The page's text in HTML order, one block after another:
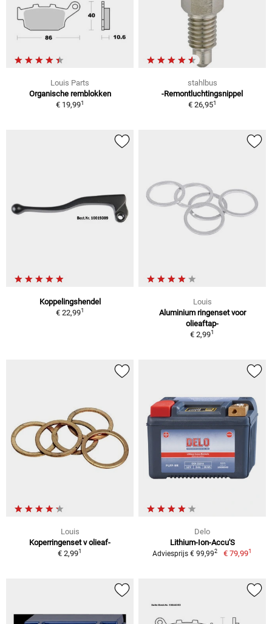
Louis Parts
Organische remblokken
€ 19,991
stahlbus
-Remontluchtingsnippel
€ 26,951
Koppelingshendel
€ 22,991
Louis
Aluminium ringenset voor
olieaftap-
€ 2,991
Louis
Koperringenset v olieaf-
€ 2,991
Delo
Lithium-Ion-Accu'S
Adviesprijs € 99,992 € 79,991